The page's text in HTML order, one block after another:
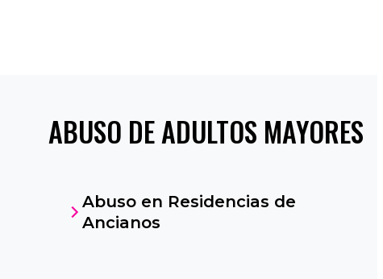
ABUSO DE ADULTOS MAYORES
Abuso en Residencias de
Ancianos